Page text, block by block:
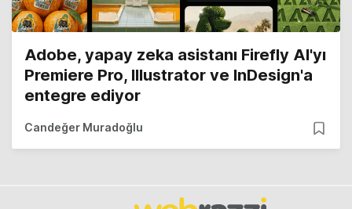
Adobe, yapay zeka asistanı Firefly AI'yı
Premiere Pro, Illustrator ve InDesign'a
entegre ediyor
Candeğer Muradoğlu